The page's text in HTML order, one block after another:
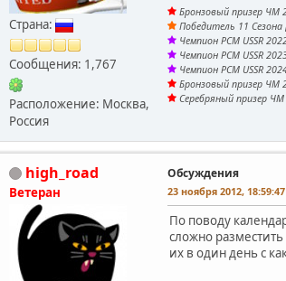
Страна:
Сообщения: 1,767
Расположение: Москва,
Россия
Бронзовый призер ЧМ
Победитель 11 Сезона
Чемпион PCM USSR
Чемпион PCM USSR
Чемпион PCM USSR
Бронзовый призер ЧМ
Серебряный призер
high_road
Ветеран
Обсуждения
23 ноября 2012, 18:59:47
По поводу
сложно
их в один день с